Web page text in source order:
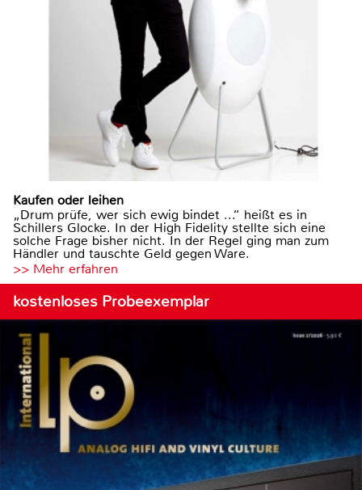
Kaufen oder leihen
„Drum prüfe, wer sich ewig bindet ...“ heißt es in
Schillers Glocke. In der High Fidelity stellte sich eine
solche Frage bisher nicht. In der Regel ging man zum
Händler und tauschte Geld gegen Ware.
>> Mehr erfahren
kostenloses Probeexemplar